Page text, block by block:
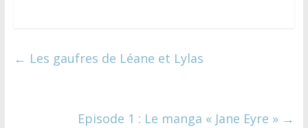
← Les gaufres de Léane et Lylas
Episode 1 : Le manga « Jane Eyre » →